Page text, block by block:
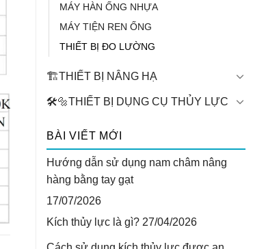
MÁY HÀN ỐNG NHỰA
MÁY TIỆN REN ỐNG
THIẾT BỊ ĐO LƯỜNG
🏗️THIẾT BỊ NÂNG HẠ
🛠️🔩THIẾT BỊ DỤNG CỤ THỦY LỰC
BÀI VIẾT MỚI
Hướng dẫn sử dụng nam châm nâng
hàng bằng tay gạt
17/07/2026
Kích thủy lực là gì? 27/04/2026